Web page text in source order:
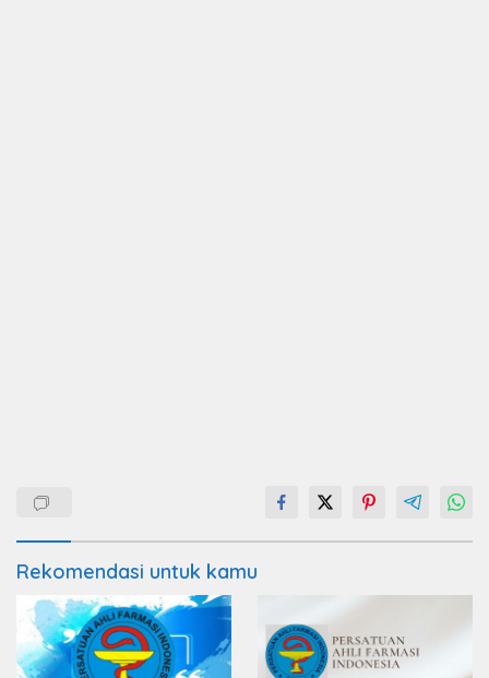
Rekomendasi untuk kamu